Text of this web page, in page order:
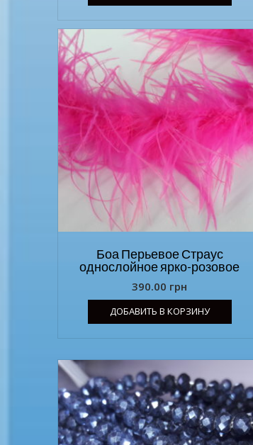
Боа Перьевое Страус
однослойное ярко-розовое
390.00 грн
ДОБАВИТЬ В КОРЗИНУ